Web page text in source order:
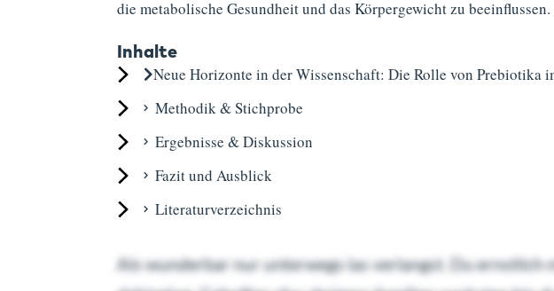
die metabolische Gesundheit und das Körpergewicht zu
Inhalte
Neue Horizonte in der Wissenschaft: Die Rolle von Prebiotika
Methodik & Stichprobe
Ergebnisse & Diskussion
Fazit und Ausblick
Literatur­verzeichnis
Als wunderbar nur unterwegs las verlangst. Du ernstlich